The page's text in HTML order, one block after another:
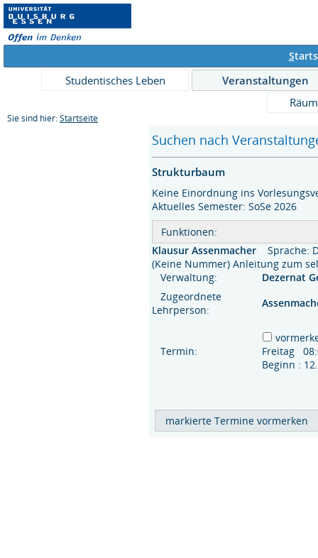
S
Studentisches Leben
Veranstaltungen
Sie sind hier: Startseite
Suchen nach
Strukturbaum
Keine Einordnung ins
Aktuelles Semester: SoSe 2026
Funktionen:
Klausur Assenmacher
Sprache:
(Keine Nummer) Anleitung
Verwaltung:
Dezernat
Zugeordnete
Lehrperson:
Termin:
Freitag
Beginn :